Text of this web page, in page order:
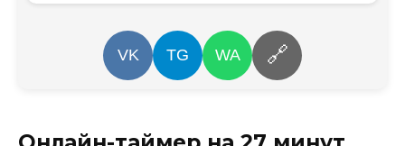
VK TG WA 🔗